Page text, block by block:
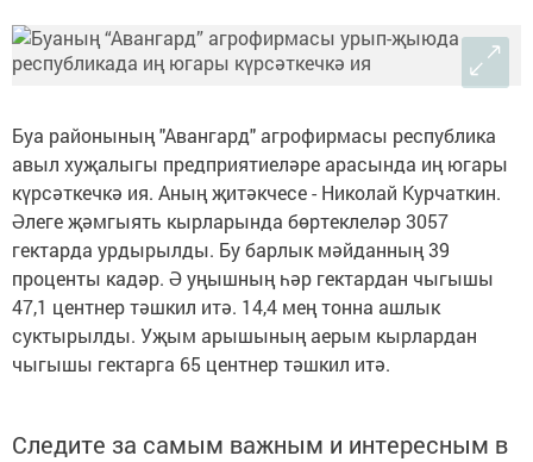
Буа районының "Авангард" агрофирмасы республика
авыл хуҗалыгы предприятиеләре арасында иң югары
күрсәткечкә ия. Аның җитәкчесе - Николай Курчаткин.
Әлеге җәмгыять кырларында бөртеклеләр 3057
гектарда урдырылды. Бу барлык мәйданның 39
проценты кадәр. Ә уңышның һәр гектардан чыгышы
47,1 центнер тәшкил итә. 14,4 мең тонна ашлык
суктырылды. Уҗым арышының аерым кырлардан
чыгышы гектарга 65 центнер тәшкил итә.
Следите за самым важным и интересным в